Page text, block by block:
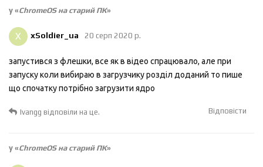
у «ChromeOS на старий ПК»
X xSoldier_ua 20 серп 2020 р.
запустився з флешки, все як в відео спрацювало, але при
запуску коли вибираю в загрузчику розділ доданий то пише
що спочатку потрібно загрузити ядро
Відповісти
Ivangg відповіли на це.
у «ChromeOS на старий ПК»